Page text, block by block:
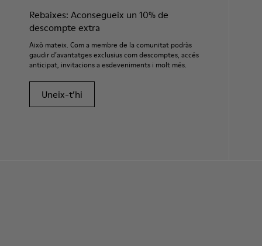
Rebaixes: Aconsegueix un 10% de
descompte extra
Això mateix. Com a membre de la comunitat podràs
gaudir d’avantatges exclusius com descomptes, accés
anticipat, invitacions a esdeveniments i molt més.
Uneix-t’hi